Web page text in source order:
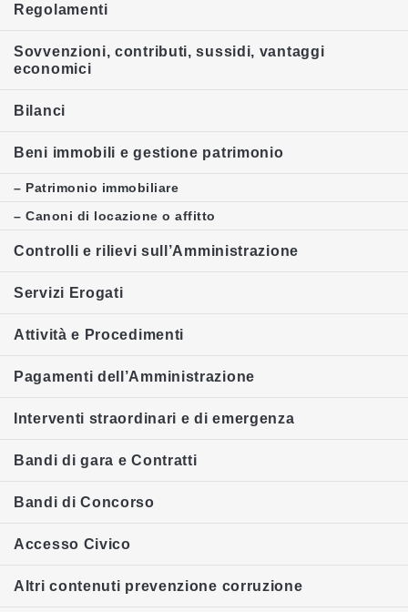
Regolamenti
Sovvenzioni, contributi, sussidi, vantaggi
economici
Bilanci
Beni immobili e gestione patrimonio
– Patrimonio immobiliare
– Canoni di locazione o affitto
Controlli e rilievi sull’Amministrazione
Servizi Erogati
Attività e Procedimenti
Pagamenti dell’Amministrazione
Interventi straordinari e di emergenza
Bandi di gara e Contratti
Bandi di Concorso
Accesso Civico
Altri contenuti prevenzione corruzione